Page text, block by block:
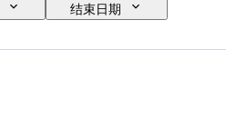
结束日期